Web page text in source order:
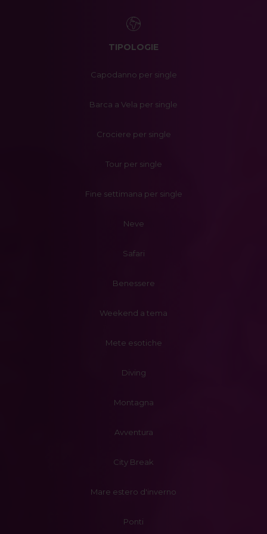
TIPOLOGIE
Capodanno per single
Barca a Vela per single
Crociere per single
Tour per single
Fine settimana per single
Neve
Safari
Benessere
Weekend a tema
Mete esotiche
Diving
Montagna
Avventura
City Break
Mare estero d'inverno
Ponti